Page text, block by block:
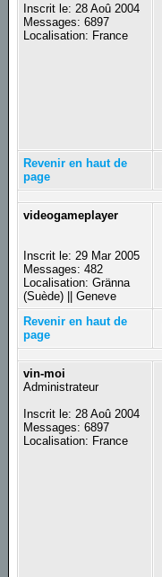
Inscrit le: 28 Aoû 2004
Messages: 6897
Localisation: France
Revenir en haut de
page
videogameplayer
Inscrit le: 29 Mar 2005
Messages: 482
Localisation: Gränna
(Suède) || Geneve
Revenir en haut de
page
vin-moi
Administrateur
Inscrit le: 28 Aoû 2004
Messages: 6897
Localisation: France